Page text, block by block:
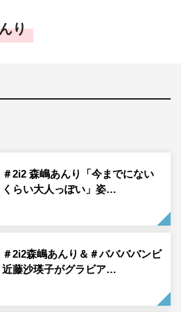
り
＃2i2 森嶋あんり「今までにない
くらい大人っぽい」姿…
＃2i2森嶋あんり＆＃ババババンビ
近藤沙瑛子がグラビア…